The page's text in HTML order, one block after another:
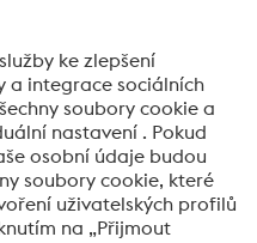
z oblasti zpracování